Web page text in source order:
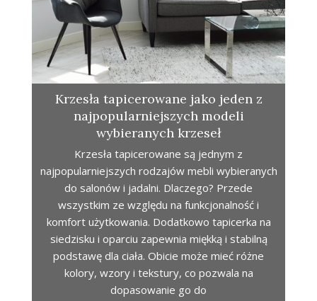
Krzesła tapicerowane jako jeden z
najpopularniejszych modeli
wybieranych krzeseł
Krzesła tapicerowane są jednym z
najpopularniejszych rodzajów mebli wybieranych
do salonów i jadalni. Dlaczego? Przede
wszystkim ze względu na funkcjonalność i
komfort użytkowania. Dodatkowo tapicerka na
siedzisku i oparciu zapewnia miękką i stabilną
podstawę dla ciała. Obicie może mieć różne
kolory, wzory i tekstury, co pozwala na
dopasowanie go do